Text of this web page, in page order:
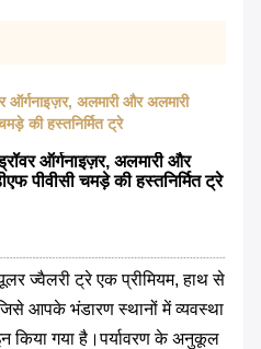
ऑर्गनाइज़र, अलमारी और अलमारी
की हस्तनिर्मित ट्रे
ऑर्गनाइज़र, अलमारी और
पीवीसी चमड़े की हस्तनिर्मित ट्रे
ज्वैलरी ट्रे एक प्रीमियम, हाथ से
आपके भंडारण स्थानों में व्यवस्था
किया गया है।पर्यावरण के अनुकूल